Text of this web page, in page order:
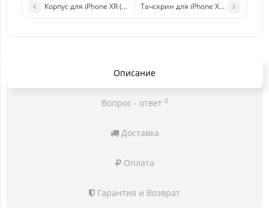
Корпус для iPhone XR (голубой) PremiumТачскрин для iPhone XR
Описание
Вопрос - ответ 0
Доставка
Оплата
Гарантия и Возврат